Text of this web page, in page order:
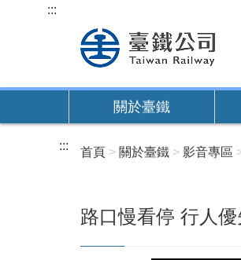
內
:::
關於臺鐵
::: 首頁 關於臺鐵 影音專區
路口慢看停 行人